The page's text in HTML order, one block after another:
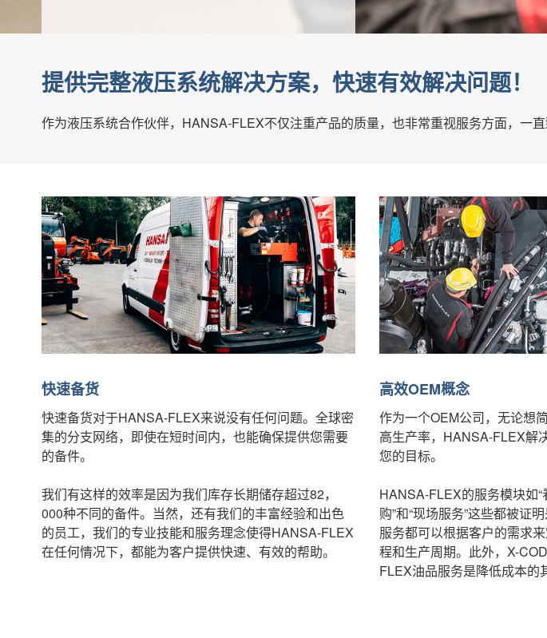
提供完整液压系统解决方案，快速有效解决问题！
作为液压系统合作伙伴，HANSA-FLEX不仅注重产品的质量，也非常重视服务方面，一
快速备货
快速备货对于HANSA-FLEX来说没有任何问题。全球密
集的分支网络，即使在短时间内，也能确保提供您需要
的备件。
我们有这样的效率是因为我们库存长期储存超过82，
000种不同的备件。当然，还有我们的丰富经验和出色
的员工，我们的专业技能和服务理念使得HANSA-FLEX
在任何情况下，都能为客户提供快速、有效的帮助。
高效OEM概念
作为一个OEM公司，无论想
高生产率，HANSA-FLEX解
您的目标。
HANSA-FLEX的服务模块如“
购”和“现场服务”这些都被证
服务都可以根据客户的需求
程和生产周期。此外，X-
FLEX油品服务是降低成本的